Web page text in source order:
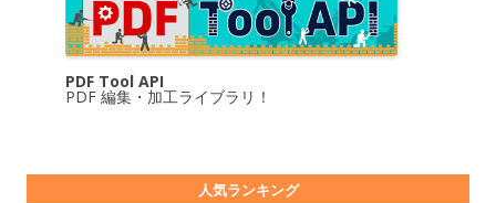
PDF Tool API
PDF 編集・加工ライブラリ！
人気ランキング